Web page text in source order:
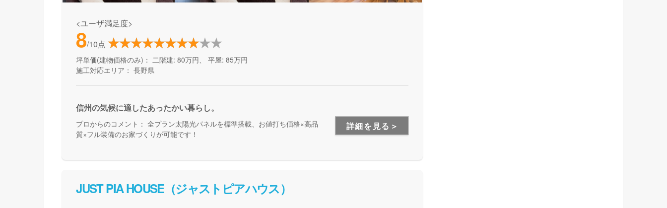
<ユーザ満足度>
8/10点
坪単価(建物価格のみ)： 二階建: 80万円、 平屋: 85万円
施工対応エリア： 長野県
信州の気候に適したあったかい暮らし。
プロからのコメント： 全プラン太陽光パネルを標準搭載、お値打ち価格×高品
質×フル装備のお家づくりが可能です！
詳細を見る＞
JUST PIA HOUSE（ジャストピアハウス）